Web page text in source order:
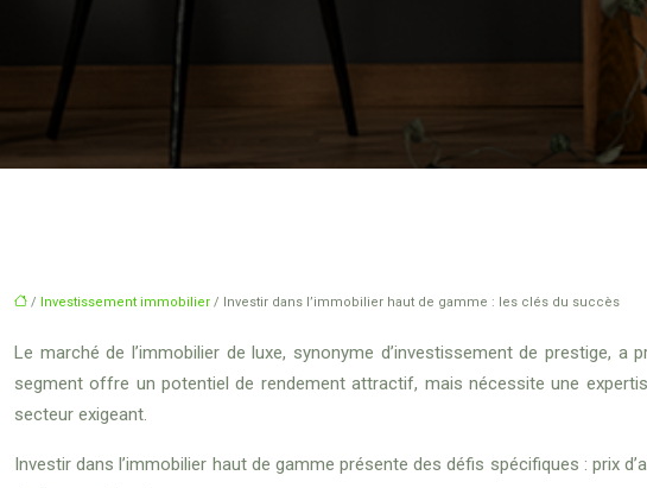
/ Investissement immobilier / Investir dans l’immobilier haut de gamme : les clés du succès
Le marché de l’immobilier de luxe, synonyme d’investissement de prestige,
segment offre un potentiel de rendement attractif, mais nécessite une
secteur exigeant.
Investir dans l’immobilier haut de gamme présente des défis spécifiques : prix